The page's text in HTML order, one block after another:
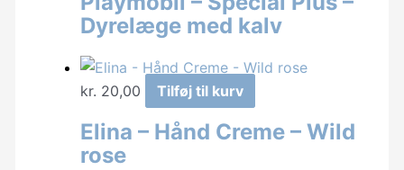
Dyrelæge med kalv
kr. 20,00 Tilføj til kurv
Elina – Hånd Creme – Wild
rose